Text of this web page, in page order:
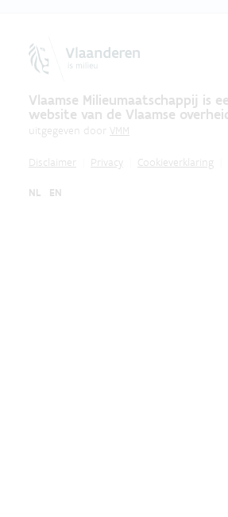
Vlaamse Milieumaatschappij is
website van de Vlaamse
uitgegeven door VMM
Disclaimer Privacy Cookieverklaring
NL EN